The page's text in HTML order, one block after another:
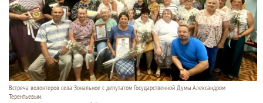
Встреча волонтеров села Зональное с депутатом Государственной Думы Александром
Терентьевым.